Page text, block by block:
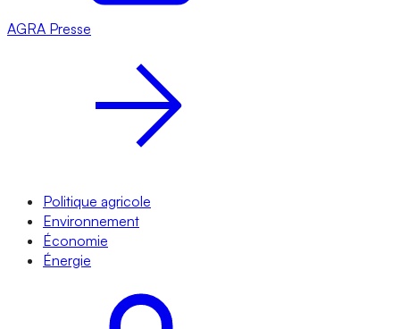
AGRA Presse
Politique agricole
Environnement
Économie
Énergie